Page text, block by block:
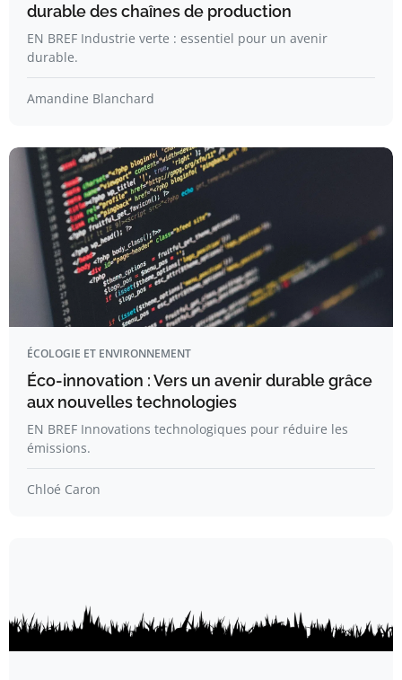
durable des chaînes de production
EN BREF Industrie verte : essentiel pour un avenir
durable.
Amandine Blanchard
ÉCOLOGIE ET ENVIRONNEMENT
Éco-innovation : Vers un avenir durable grâce
aux nouvelles technologies
EN BREF Innovations technologiques pour réduire les
émissions.
Chloé Caron